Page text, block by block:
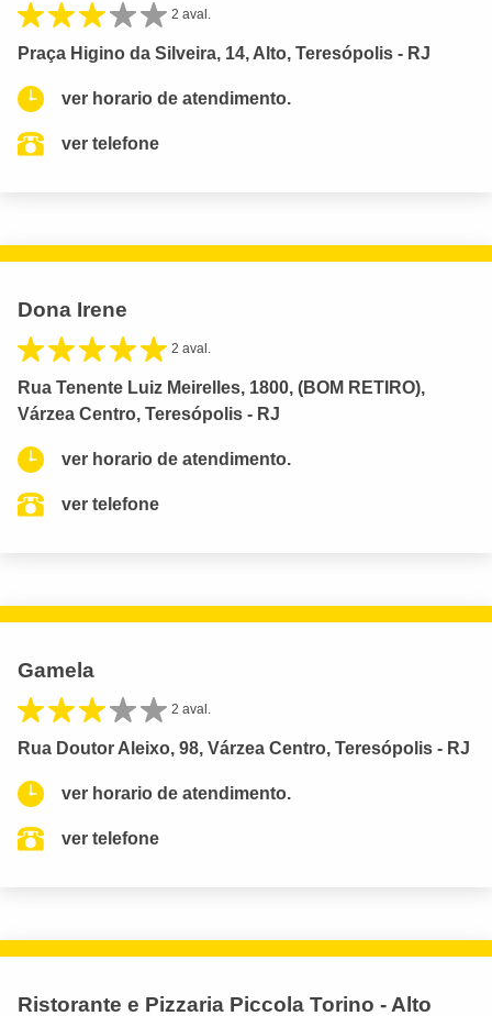
2 aval.
Praça Higino da Silveira, 14, Alto, Teresópolis - RJ
ver horario de atendimento.
ver telefone
Dona Irene
2 aval.
Rua Tenente Luiz Meirelles, 1800, (BOM RETIRO),
Várzea Centro, Teresópolis - RJ
ver horario de atendimento.
ver telefone
Gamela
2 aval.
Rua Doutor Aleixo, 98, Várzea Centro, Teresópolis - RJ
ver horario de atendimento.
ver telefone
Ristorante e Pizzaria Piccola Torino - Alto